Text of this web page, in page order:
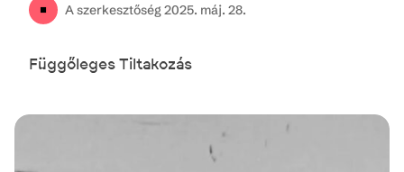
A szerkesztőség 2025. máj. 28.
Függőleges Tiltakozás